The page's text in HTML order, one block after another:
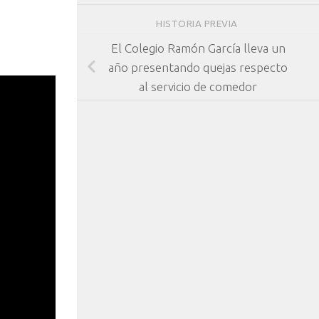
HISTORIA PREVIA
El Colegio Ramón García lleva un
año presentando quejas respecto
al servicio de comedor